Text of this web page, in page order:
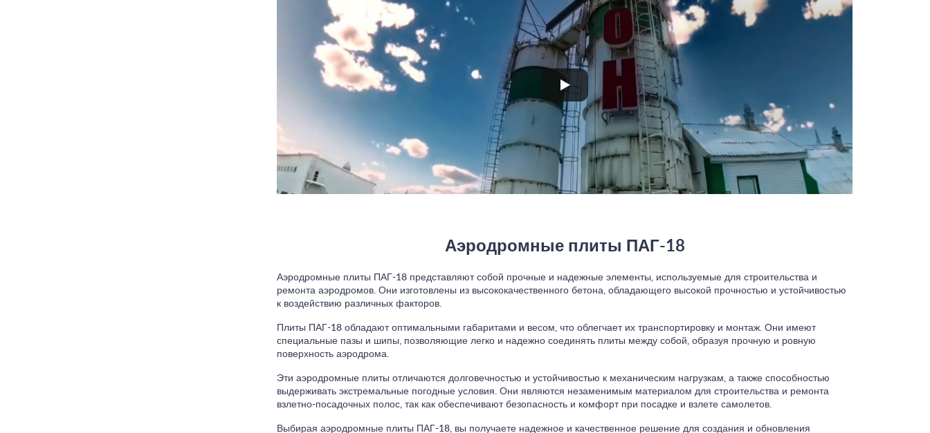
Аэродромные плиты ПАГ-18
Аэродромные плиты ПАГ-18 представляют собой прочные и надежные элементы, используемые для строительства и
ремонта аэродромов. Они изготовлены из высококачественного бетона, обладающего высокой прочностью и устойчивостью
к воздействию различных факторов.
Плиты ПАГ-18 обладают оптимальными габаритами и весом, что облегчает их транспортировку и монтаж. Они имеют
специальные пазы и шипы, позволяющие легко и надежно соединять плиты между собой, образуя прочную и ровную
поверхность аэродрома.
Эти аэродромные плиты отличаются долговечностью и устойчивостью к механическим нагрузкам, а также способностью
выдерживать экстремальные погодные условия. Они являются незаменимым материалом для строительства и ремонта
взлетно-посадочных полос, так как обеспечивают безопасность и комфорт при посадке и взлете самолетов.
Выбирая аэродромные плиты ПАГ-18, вы получаете надежное и качественное решение для создания и обновления